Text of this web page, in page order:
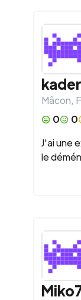
Mâcon,
0
0
J'ai une
le